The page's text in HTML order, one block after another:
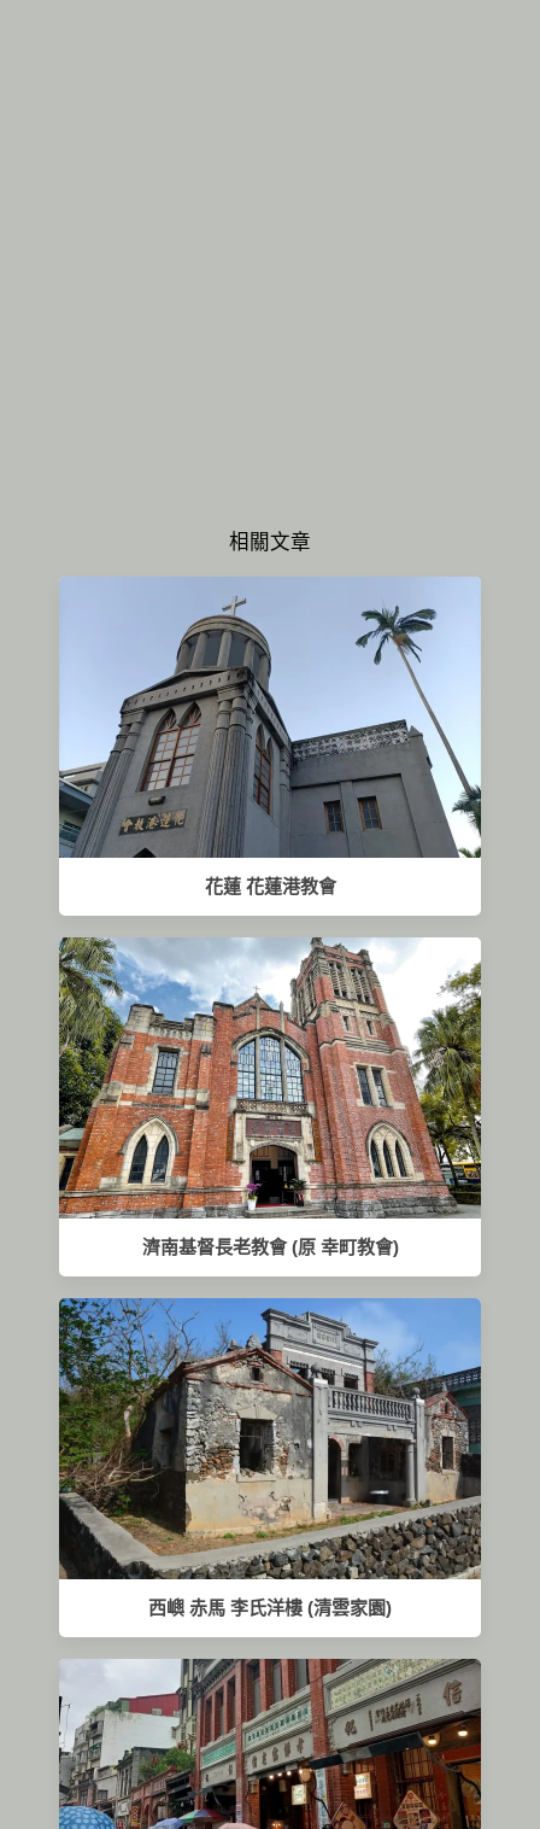
相關文章
花蓮 花蓮港教會
濟南基督長老教會 (原 幸町教會)
西嶼 赤馬 李氏洋樓 (清雲家園)